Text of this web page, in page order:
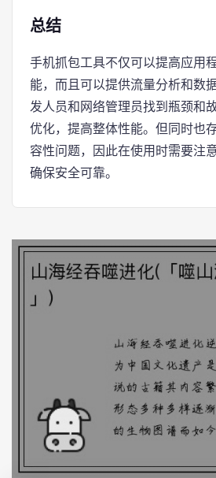
总结
手机抓包工具不仅可以提高应用
能，而且可以提供流量分析和数
发人员和网络管理员找到瓶颈和
优化，提高整体性能。但同时也
容性问题，因此在使用时需要注
确保安全可靠。